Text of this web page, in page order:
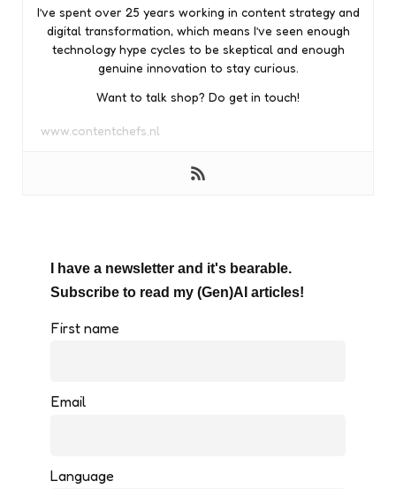
I’ve spent over 25 years working in content strategy and
digital transformation, which means I’ve seen enough
technology hype cycles to be skeptical and enough
genuine innovation to stay curious.
Want to talk shop? Do get in touch!
www.contentchefs.nl
I have a newsletter and it's bearable.
Subscribe to read my (Gen)AI articles!
First name
Email
Language